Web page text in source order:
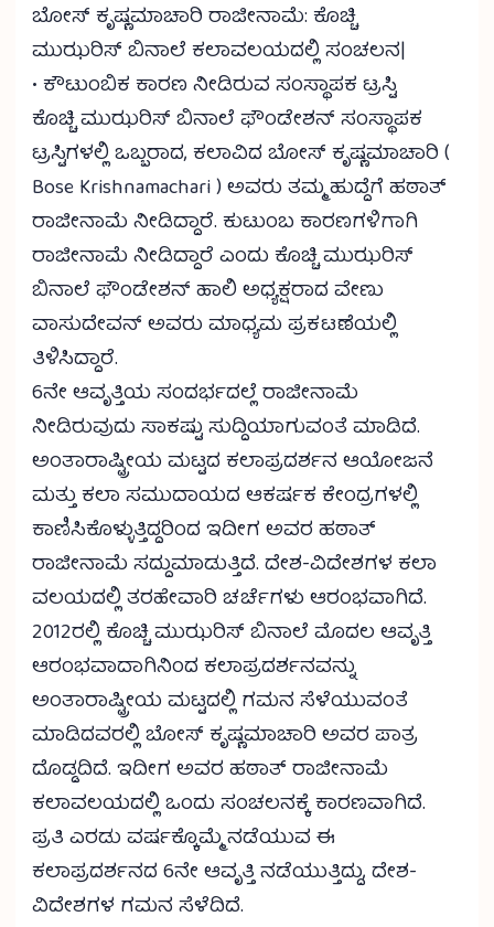
ಬೋಸ್ ಕೃಷ್ಣಮಾಚಾರಿ ರಾಜೀನಾಮೆ: ಕೊಚ್ಚಿ
ಮುಝರಿಸ್ ಬಿನಾಲೆ ಕಲಾವಲಯದಲ್ಲಿ ಸಂಚಲನ|
• ಕೌಟುಂಬಿಕ ಕಾರಣ ನೀಡಿರುವ ಸಂಸ್ಥಾಪಕ ಟ್ರಸ್ಟಿ
ಕೊಚ್ಚಿ ಮುಝರಿಸ್ ಬಿನಾಲೆ ಫೌಂಡೇಶನ್ ಸಂಸ್ಥಾಪಕ
ಟ್ರಸ್ಟಿಗಳಲ್ಲಿ ಒಬ್ಬರಾದ, ಕಲಾವಿದ ಬೋಸ್ ಕೃಷ್ಣಮಾಚಾರಿ (
Bose Krishnamachari) ಅವರು ತಮ್ಮ ಹುದ್ದೆಗೆ ಹಠಾತ್
ರಾಜೀನಾಮೆ ನೀಡಿದ್ದಾರೆ. ಕುಟುಂಬ ಕಾರಣಗಳಿಗಾಗಿ
ರಾಜೀನಾಮೆ ನೀಡಿದ್ದಾರೆ ಎಂದು ಕೊಚ್ಚಿ ಮುಝರಿಸ್
ಬಿನಾಲೆ ಫೌಂಡೇಶನ್ ಹಾಲಿ ಅಧ್ಯಕ್ಷರಾದ ವೇಣು
ವಾಸುದೇವನ್ ಅವರು ಮಾಧ್ಯಮ ಪ್ರಕಟಣೆಯಲ್ಲಿ
ತಿಳಿಸಿದ್ದಾರೆ.
6ನೇ ಆವೃತ್ತಿಯ ಸಂದರ್ಭದಲ್ಲೆ ರಾಜೀನಾಮೆ
ನೀಡಿರುವುದು ಸಾಕಷ್ಟು ಸುದ್ದಿಯಾಗುವಂತೆ ಮಾಡಿದೆ.
ಅಂತಾರಾಷ್ಟ್ರೀಯ ಮಟ್ಟದ ಕಲಾಪ್ರದರ್ಶನ ಆಯೋಜನೆ
ಮತ್ತು ಕಲಾ ಸಮುದಾಯದ ಆಕರ್ಷಕ ಕೇಂದ್ರಗಳಲ್ಲಿ
ಕಾಣಿಸಿಕೊಳ್ಳುತ್ತಿದ್ದರಿಂದ ಇದೀಗ ಅವರ ಹಠಾತ್
ರಾಜೀನಾಮೆ ಸದ್ದುಮಾಡುತ್ತಿದೆ. ದೇಶ-ವಿದೇಶಗಳ ಕಲಾ
ವಲಯದಲ್ಲಿ ತರಹೇವಾರಿ ಚರ್ಚೆಗಳು ಆರಂಭವಾಗಿದೆ.
2012ರಲ್ಲಿ ಕೊಚ್ಚಿ ಮುಝರಿಸ್ ಬಿನಾಲೆ ಮೊದಲ ಆವೃತ್ತಿ
ಆರಂಭವಾದಾಗಿನಿಂದ ಕಲಾಪ್ರದರ್ಶನವನ್ನು
ಅಂತಾರಾಷ್ಟ್ರೀಯ ಮಟ್ಟದಲ್ಲಿ ಗಮನ ಸೆಳೆಯುವಂತೆ
ಮಾಡಿದವರಲ್ಲಿ ಬೋಸ್ ಕೃಷ್ಣಮಾಚಾರಿ ಅವರ ಪಾತ್ರ
ದೊಡ್ಡದಿದೆ. ಇದೀಗ ಅವರ ಹಠಾತ್ ರಾಜೀನಾಮೆ
ಕಲಾವಲಯದಲ್ಲಿ ಒಂದು ಸಂಚಲನಕ್ಕೆ ಕಾರಣವಾಗಿದೆ.
ಪ್ರತಿ ಎರಡು ವರ್ಷಕ್ಕೊಮ್ಮೆ ನಡೆಯುವ ಈ
ಕಲಾಪ್ರದರ್ಶನದ 6ನೇ ಆವೃತ್ತಿ ನಡೆಯುತ್ತಿದ್ದು, ದೇಶ-
ವಿದೇಶಗಳ ಗಮನ ಸೆಳೆದಿದೆ.